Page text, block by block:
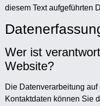
diesem Text aufgeführten
Wer ist
Website?
Die Datenverarbeitung
Kontaktdaten können Sie